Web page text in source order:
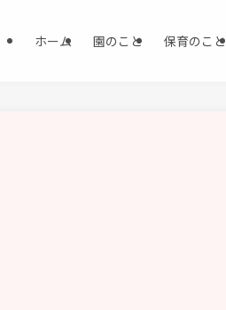
ホーム 園のこと 保育のこと